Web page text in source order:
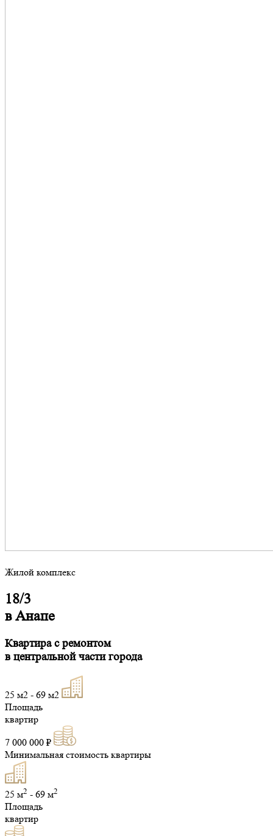
Жилой комплекс
18/3
в Анапе
Квартира с ремонтом
в центральной части города
25 м2 - 69 м2
Площадь
квартир
7 000 000 ₽
Минимальная стоимость квартиры
25 м2 - 69 м2
Площадь
квартир